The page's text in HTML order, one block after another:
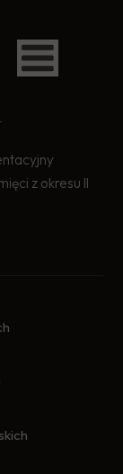
z okresu II